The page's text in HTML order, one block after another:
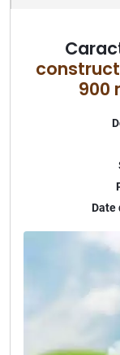
900
Date